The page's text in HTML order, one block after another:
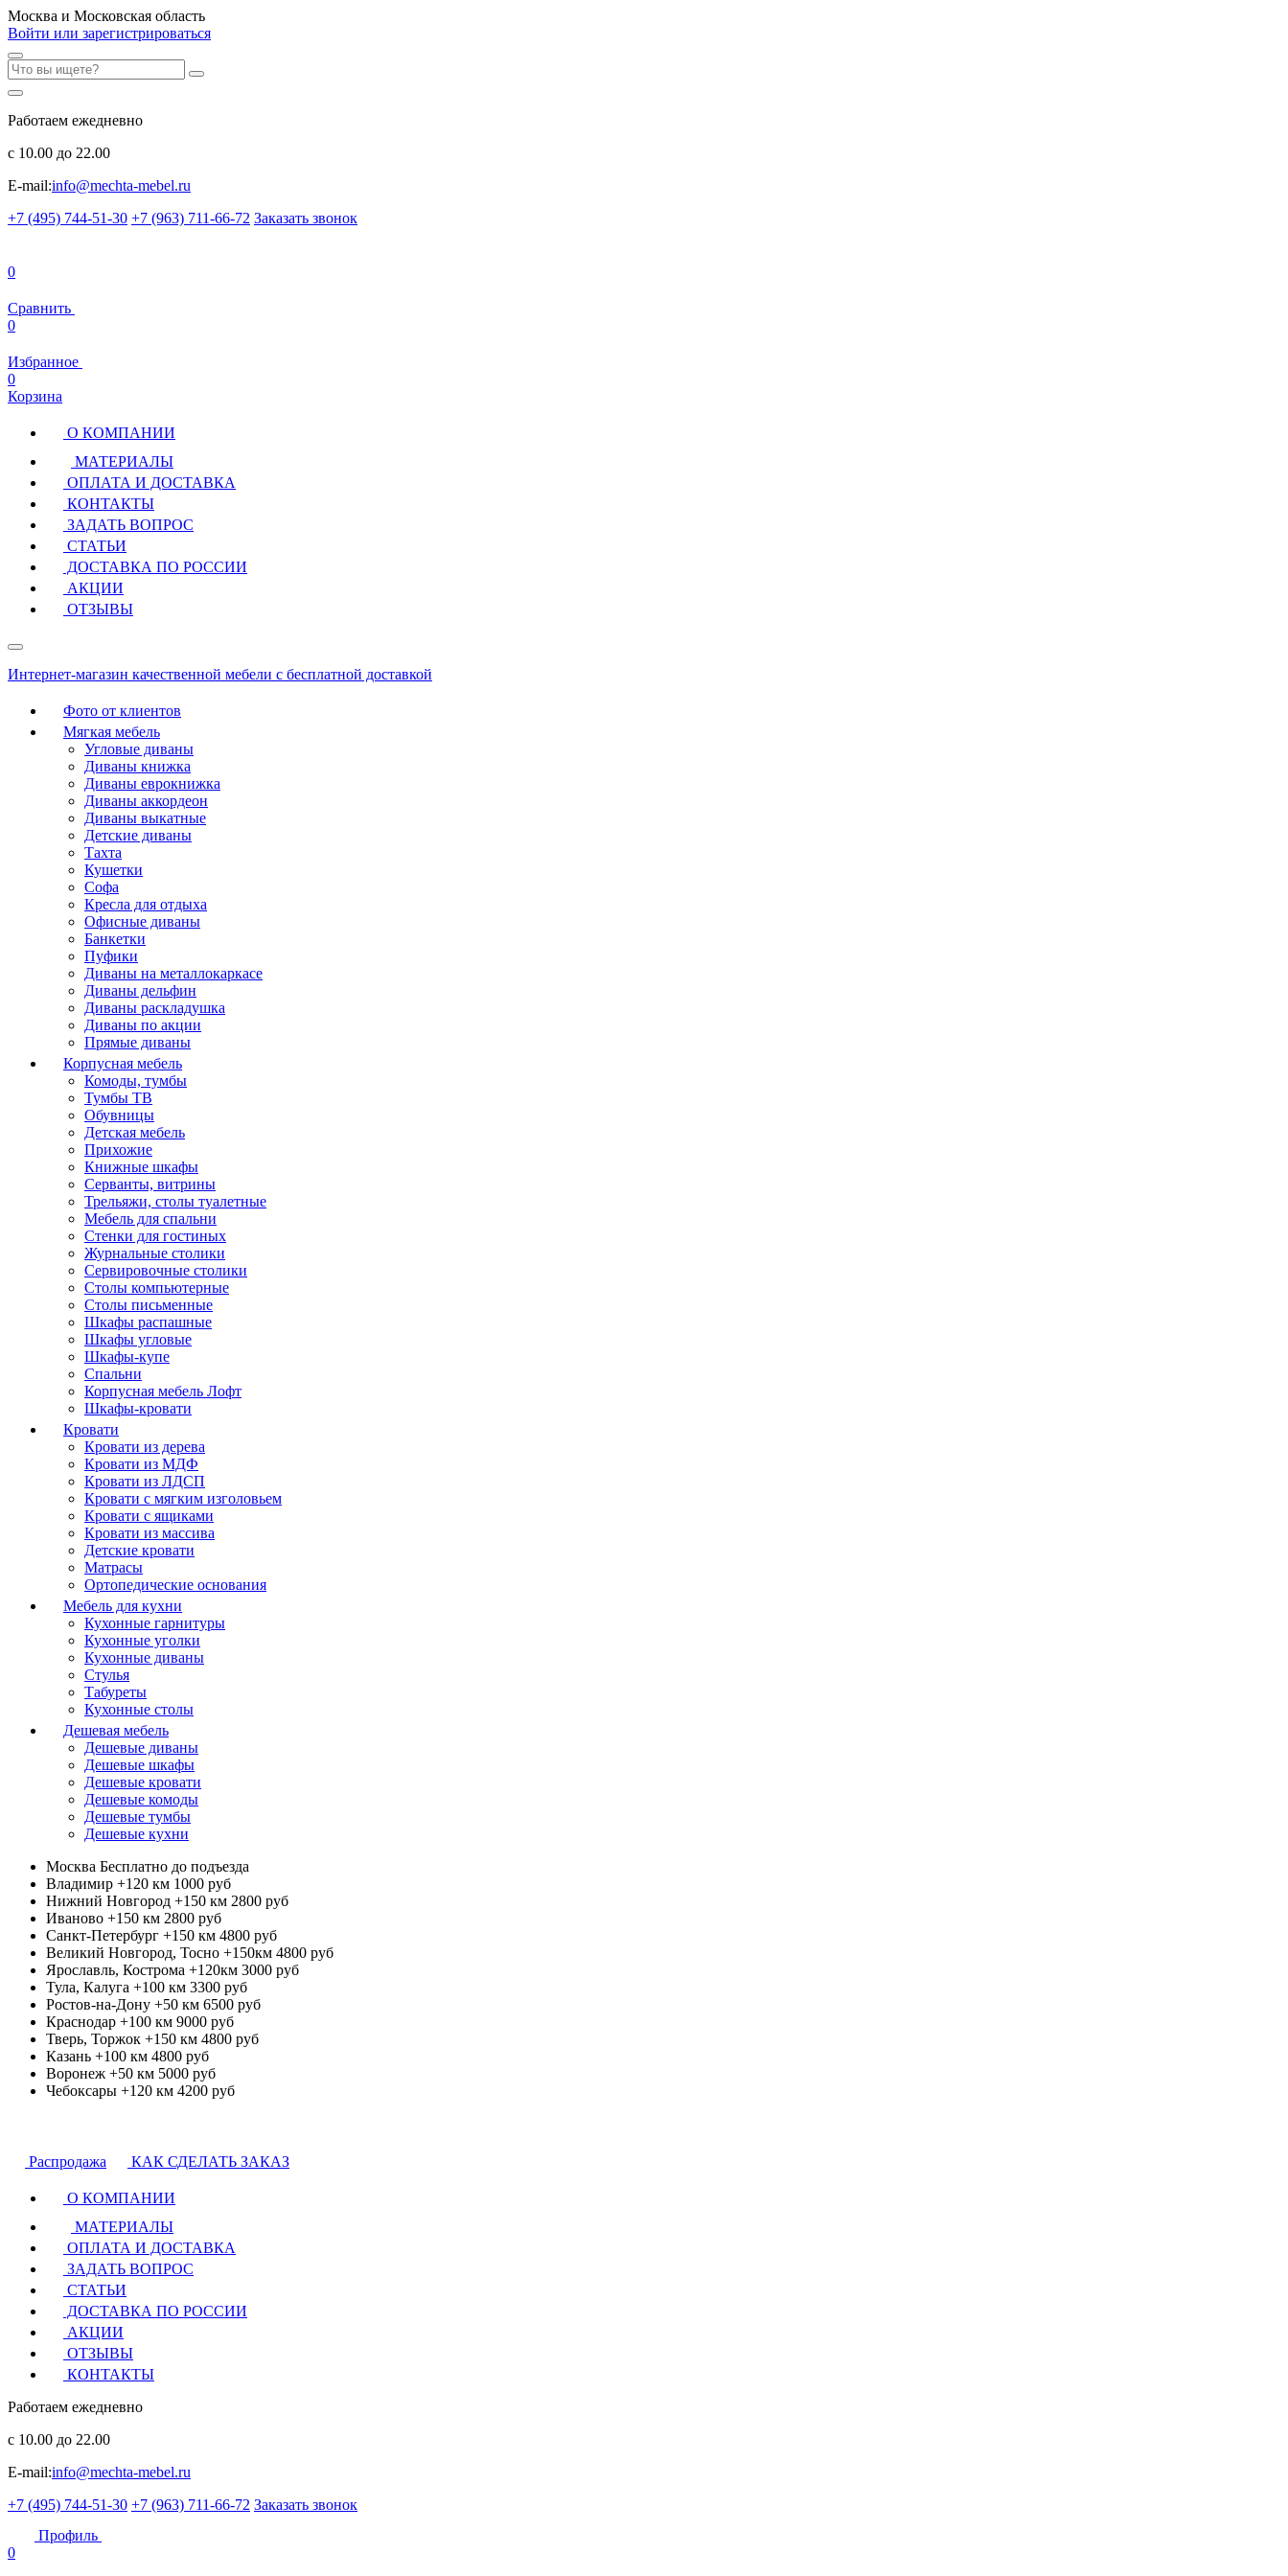
Москва и Московская область
Войти или зарегистрироваться
Работаем ежедневно
с 10.00 до 22.00
E-mail:info@mechta-mebel.ru
+7 (495) 744-51-30 +7 (963) 711-66-72 Заказать звонок
0
Сравнить
0
Избранное
0
Корзина
О КОМПАНИИ
МАТЕРИАЛЫ
ОПЛАТА И ДОСТАВКА
КОНТАКТЫ
ЗАДАТЬ ВОПРОС
СТАТЬИ
ДОСТАВКА ПО РОССИИ
АКЦИИ
ОТЗЫВЫ
Интернет-магазин качественной мебели с бесплатной доставкой
Фото от клиентов
Мягкая мебель
Угловые диваны
Диваны книжка
Диваны еврокнижка
Диваны аккордеон
Диваны выкатные
Детские диваны
Тахта
Кушетки
Софа
Кресла для отдыха
Офисные диваны
Банкетки
Пуфики
Диваны на металлокаркасе
Диваны дельфин
Диваны раскладушка
Диваны по акции
Прямые диваны
Корпусная мебель
Комоды, тумбы
Тумбы ТВ
Обувницы
Детская мебель
Прихожие
Книжные шкафы
Серванты, витрины
Трельяжи, столы туалетные
Мебель для спальни
Стенки для гостиных
Журнальные столики
Сервировочные столики
Столы компьютерные
Столы письменные
Шкафы распашные
Шкафы угловые
Шкафы-купе
Спальни
Корпусная мебель Лофт
Шкафы-кровати
Кровати
Кровати из дерева
Кровати из МДФ
Кровати из ЛДСП
Кровати с мягким изголовьем
Кровати с ящиками
Кровати из массива
Детские кровати
Матрасы
Ортопедические основания
Мебель для кухни
Кухонные гарнитуры
Кухонные уголки
Кухонные диваны
Стулья
Табуреты
Кухонные столы
Дешевая мебель
Дешевые диваны
Дешевые шкафы
Дешевые кровати
Дешевые комоды
Дешевые тумбы
Дешевые кухни
Москва Бесплатно до подъезда
Владимир +120 км 1000 руб
Нижний Новгород +150 км 2800 руб
Иваново +150 км 2800 руб
Санкт-Петербург +150 км 4800 руб
Великий Новгород, Тосно +150км 4800 руб
Ярославль, Кострома +120км 3000 руб
Тула, Калуга +100 км 3300 руб
Ростов-на-Дону +50 км 6500 руб
Краснодар +100 км 9000 руб
Тверь, Торжок +150 км 4800 руб
Казань +100 км 4800 руб
Воронеж +50 км 5000 руб
Чебоксары +120 км 4200 руб
Распродажа КАК СДЕЛАТЬ ЗАКАЗ
О КОМПАНИИ
МАТЕРИАЛЫ
ОПЛАТА И ДОСТАВКА
ЗАДАТЬ ВОПРОС
СТАТЬИ
ДОСТАВКА ПО РОССИИ
АКЦИИ
ОТЗЫВЫ
КОНТАКТЫ
Работаем ежедневно
с 10.00 до 22.00
E-mail:info@mechta-mebel.ru
+7 (495) 744-51-30 +7 (963) 711-66-72 Заказать звонок
Профиль
0